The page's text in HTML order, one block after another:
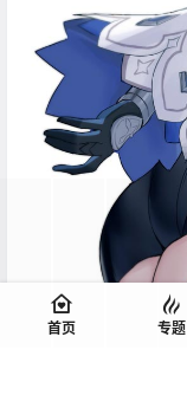
首页 专题